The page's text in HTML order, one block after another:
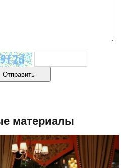
материалы